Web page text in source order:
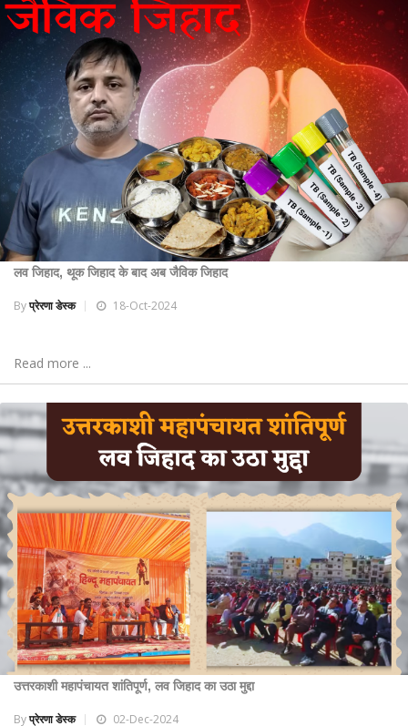
लव जिहाद, थूक जिहाद के बाद अब जैविक जिहाद
Byप्रेरणा डेस्क 18-Oct-2024
Read more ...
उत्तरकाशी महापंचायत शांतिपूर्ण, लव जिहाद का उठा मुद्दा
Byप्रेरणा डेस्क 02-Dec-2024